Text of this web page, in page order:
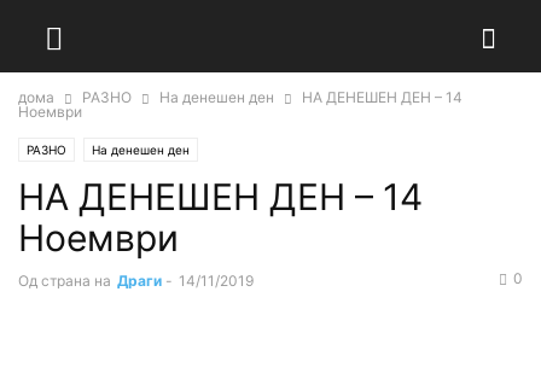
дома РАЗНО На денешен ден
НА ДЕНЕШЕН ДЕН – 14
Ноември
РАЗНО На денешен ден
НА ДЕНЕШЕН ДЕН – 14
Ноември
Од страна на Драги - 14/11/2019 0